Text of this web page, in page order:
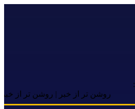
روشن تر از خبر | روشن تر از خبر |